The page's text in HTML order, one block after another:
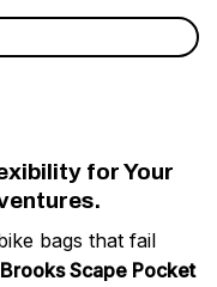
for Your
bags that fail
Brooks Scape Pocket